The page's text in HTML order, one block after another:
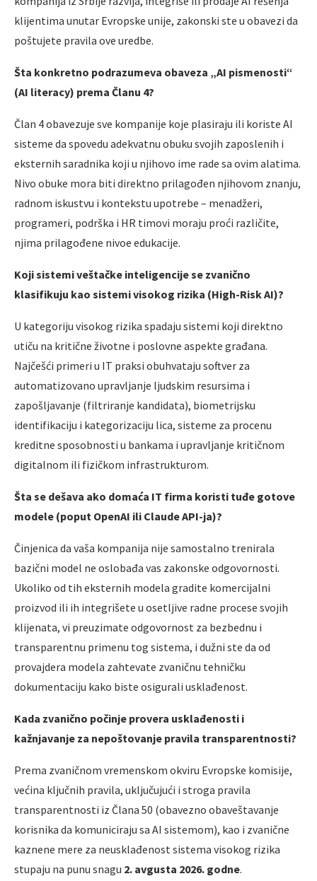
klijentima unutar Evropske unije, zakonski ste u obavezi da
poštujete pravila ove uredbe.
Šta konkretno podrazumeva obaveza „AI pismenosti“
(AI literacy) prema Članu 4?
Član 4 obavezuje sve kompanije koje plasiraju ili koriste AI
sisteme da spovedu adekvatnu obuku svojih zaposlenih i
eksternih saradnika koji u njihovo ime rade sa ovim alatima.
Nivo obuke mora biti direktno prilagođen njihovom znanju,
radnom iskustvu i kontekstu upotrebe – menadžeri,
programeri, podrška i HR timovi moraju proći različite,
njima prilagođene nivoe edukacije.
Koji sistemi veštačke inteligencije se zvanično
klasifikuju kao sistemi visokog rizika (High-Risk AI)?
U kategoriju visokog rizika spadaju sistemi koji direktno
utiču na kritične životne i poslovne aspekte građana.
Najčešći primeri u IT praksi obuhvataju softver za
automatizovano upravljanje ljudskim resursima i
zapošljavanje (filtriranje kandidata), biometrijsku
identifikaciju i kategorizaciju lica, sisteme za procenu
kreditne sposobnosti u bankama i upravljanje kritičnom
digitalnom ili fizičkom infrastrukturom.
Šta se dešava ako domaća IT firma koristi tuđe gotove
modele (poput OpenAI ili Claude API-ja)?
Činjenica da vaša kompanija nije samostalno trenirala
bazični model ne oslobađa vas zakonske odgovornosti.
Ukoliko od tih eksternih modela gradite komercijalni
proizvod ili ih integrišete u osetljive radne procese svojih
klijenata, vi preuzimate odgovornost za bezbednu i
transparentnu primenu tog sistema, i dužni ste da od
provajdera modela zahtevate zvaničnu tehničku
dokumentaciju kako biste osigurali usklađenost.
Kada zvanično počinje provera usklađenosti i
kažnjavanje za nepoštovanje pravila transparentnosti?
Prema zvaničnom vremenskom okviru Evropske komisije,
većina ključnih pravila, uključujući i stroga pravila
transparentnosti iz Člana 50 (obavezno obaveštavanje
korisnika da komuniciraju sa AI sistemom), kao i zvanične
kaznene mere za neusklađenost sistema visokog rizika
stupaju na punu snagu 2. avgusta 2026. godne.